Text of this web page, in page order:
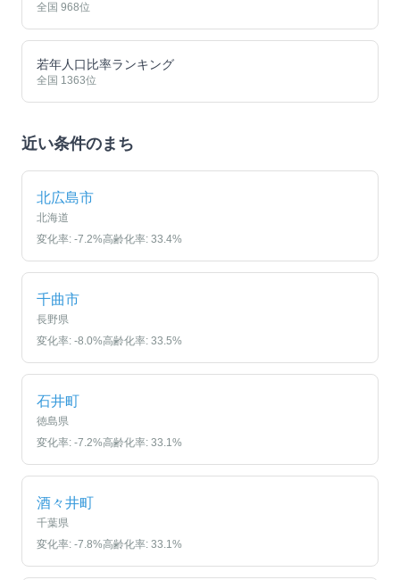
全国 968位
若年人口比率ランキング
全国 1363位
近い条件のまち
北広島市
北海道
変化率: -7.2%高齢化率: 33.4%
千曲市
長野県
変化率: -8.0%高齢化率: 33.5%
石井町
徳島県
変化率: -7.2%高齢化率: 33.1%
酒々井町
千葉県
変化率: -7.8%高齢化率: 33.1%